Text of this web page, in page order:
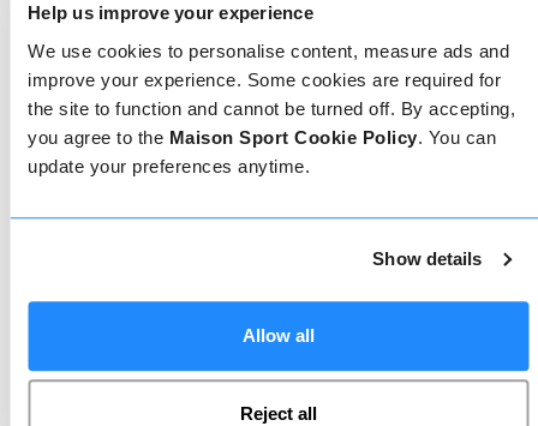
Help us improve your experience
We use cookies to personalise content, measure ads and
improve your experience. Some cookies are required for
the site to function and cannot be turned off. By accepting,
you agree to the Maison Sport Cookie Policy. You can
update your preferences anytime.
Show details
Allow all
Reject all
Geverifieerde reviews
de geverifieerde reviews over onze leraren om de
onze leraren voor een 5-sterrenervaring.
vriendelijke, deskundige team staat altijd klaar om